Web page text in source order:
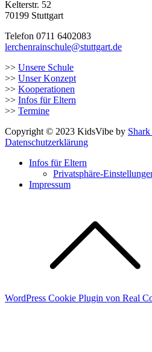
Kelterstr. 52
70199 Stuttgart
Telefon 0711 6402083
lerchenrainschule@stuttgart.de
>> Unsere Schule
>> Unser Konzept
>> Kooperationen
>> Infos für Eltern
>> Termine
Copyright © 2023 KidsVibe by
Datenschutzerklärung
Infos für Eltern
Privatsphäre-
Impressum
WordPress Cookie Plugin von Real